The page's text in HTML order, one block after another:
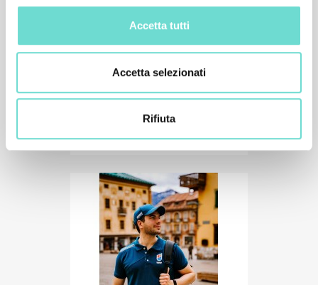
Accetta tutti
Accetta selezionati
Rifiuta
Softshell Uomo
99,00 €